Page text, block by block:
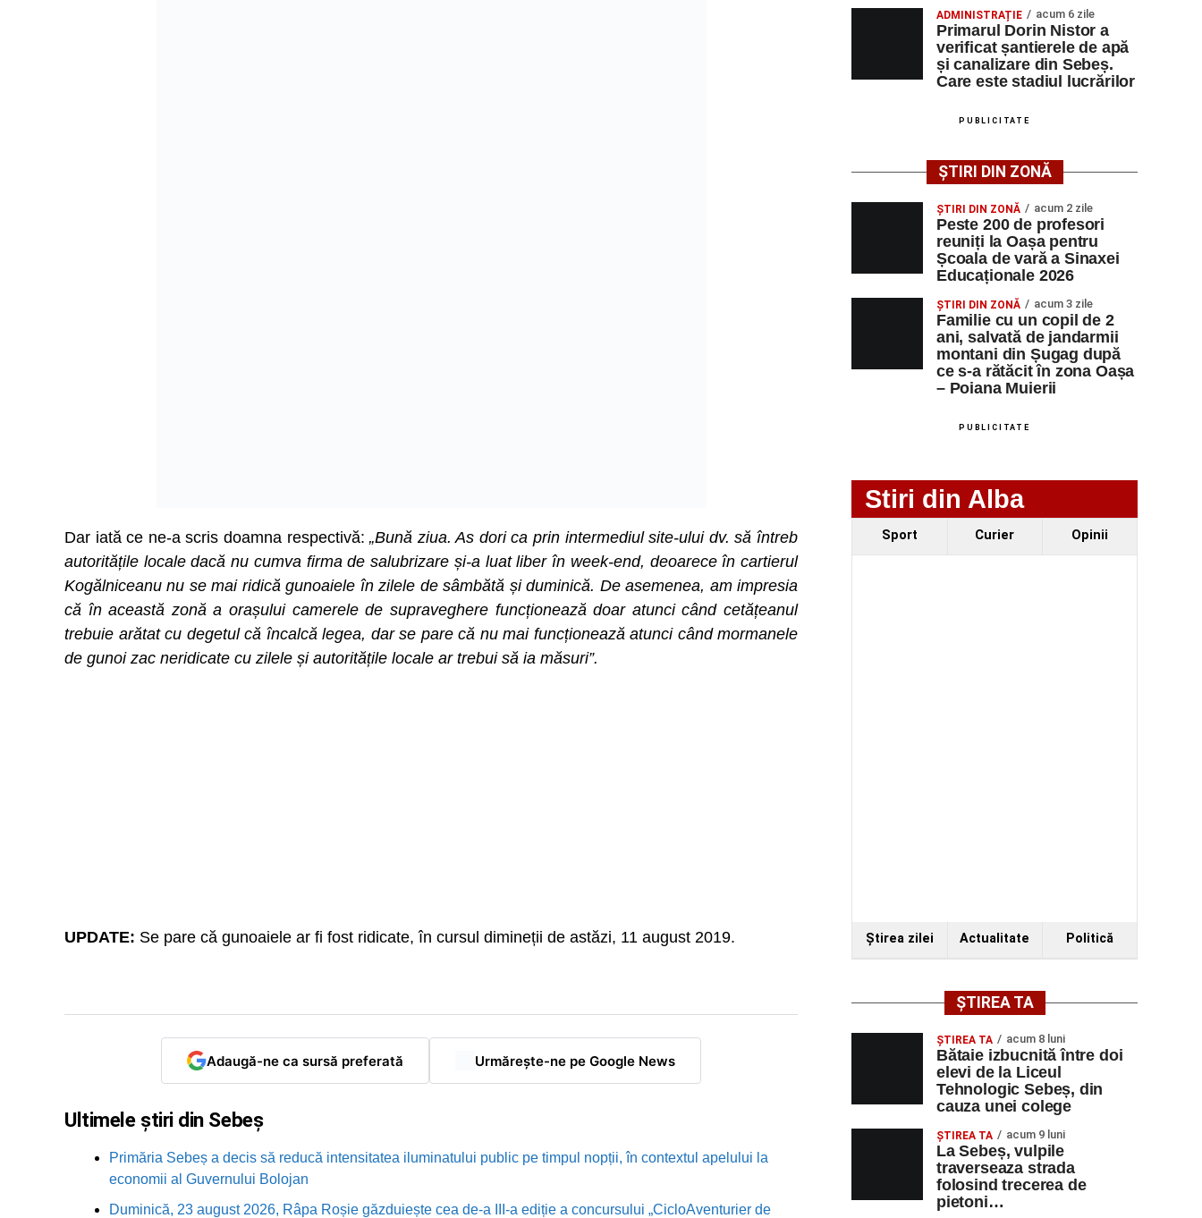
Dar iată ce ne-a scris doamna respectivă: „Bună ziua. As dori ca prin intermediul site-ului dv. să întreb
autoritățile locale dacă nu cumva firma de salubrizare și-a luat liber în week-end, deoarece în cartierul
Kogălniceanu nu se mai ridică gunoaiele în zilele de sâmbătă și duminică. De asemenea, am impresia
că în această zonă a orașului camerele de supraveghere funcționează doar atunci când cetățeanul
trebuie arătat cu degetul că încalcă legea, dar se pare că nu mai funcționează atunci când mormanele
de gunoi zac neridicate cu zilele și autoritățile locale ar trebui să ia măsuri”.
UPDATE: Se pare că gunoaiele ar fi fost ridicate, în cursul dimineții de astăzi, 11 august 2019.
Adaugă-ne ca sursă preferată Urmărește-ne pe Google News
Ultimele știri din Sebeș
Primăria Sebeș a decis să reducă intensitatea iluminatului public pe timpul nopții, în contextul apelului la
economii al Guvernului Bolojan
Duminică, 23 august 2026, Râpa Roșie găzduiește cea de-a III-a ediție a concursului „CicloAventurier de
ADMINISTRAȚIE acum 6 zile
Primarul Dorin Nistor a
verificat șantierele de apă
și canalizare din Sebeș.
Care este stadiul lucrărilor
PUBLICITATE
ȘTIRI DIN ZONĂ
ȘTIRI DIN ZONĂ acum 2 zile
Peste 200 de profesori
reuniți la Oașa pentru
Școala de vară a Sinaxei
Educaționale 2026
ȘTIRI DIN ZONĂ acum 3 zile
Familie cu un copil de 2
ani, salvată de jandarmii
montani din Șugag după
ce s-a rătăcit în zona Oașa
– Poiana Muierii
PUBLICITATE
Stiri din Alba
Sport Curier Opinii
Ştirea zilei Actualitate Politică
ȘTIREA TA
ŞTIREA TA acum 8 luni
Bătaie izbucnită între doi
elevi de la Liceul
Tehnologic Sebeș, din
cauza unei colege
ŞTIREA TA acum 9 luni
La Sebeș, vulpile
traverseaza strada
folosind trecerea de
pietoni…